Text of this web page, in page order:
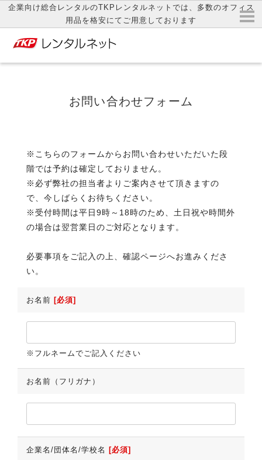
企業向け総合レンタルのTKPレンタルネットでは、多数のオフィス
用品を格安にてご用意しております
お問い合わせフォーム
※こちらのフォームからお問い合わせいただいた段
階では予約は確定しておりません。
※必ず弊社の担当者よりご案内させて頂きますの
で、今しばらくお待ちください。
※受付時間は平日9時～18時のため、土日祝や時間外
の場合は翌営業日のご対応となります。
必要事項をご記入の上、確認ページへお進みくださ
い。
お名前 [必須]
※フルネームでご記入ください
お名前（フリガナ）
企業名/団体名/学校名 [必須]